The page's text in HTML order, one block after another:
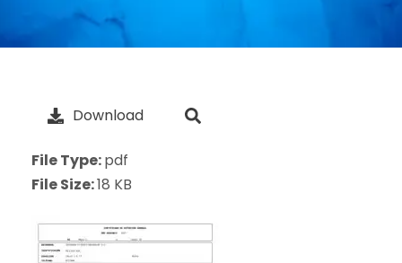
Download
File Type:pdf
File Size:18 KB